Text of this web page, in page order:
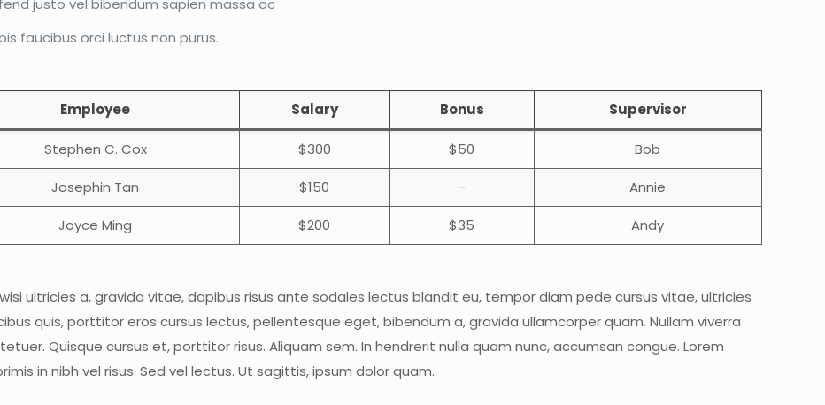
faucibus orci luctus non purus.
Employee Salary Bonus Supervisor
Stephen C. Cox $300 $50 Bob
Josephin Tan $150 – Annie
Joyce Ming $200 $35 Andy
ultricies a, gravida vitae, dapibus risus ante sodales lectus blandit eu, tempor diam pede cursus vitae, ultricies
quis, porttitor eros cursus lectus, pellentesque eget, bibendum a, gravida ullamcorper quam. Nullam viverra
Quisque cursus et, porttitor risus. Aliquam sem. In hendrerit nulla quam nunc, accumsan congue. Lorem
in nibh vel risus. Sed vel lectus. Ut sagittis, ipsum dolor quam.